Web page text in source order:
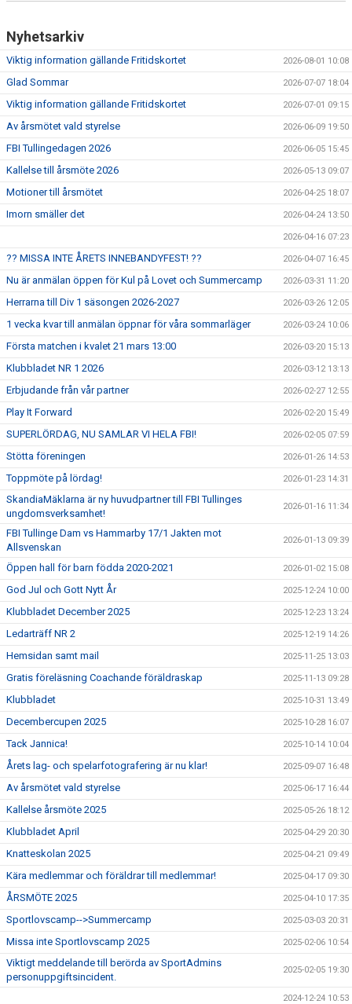
Nyhetsarkiv
Viktig information gällande Fritidskortet 2026-08-01 10:08
Glad Sommar 2026-07-07 18:04
Viktig information gällande Fritidskortet 2026-07-01 09:15
Av årsmötet vald styrelse 2026-06-09 19:50
FBI Tullingedagen 2026 2026-06-05 15:45
Kallelse till årsmöte 2026 2026-05-13 09:07
Motioner till årsmötet 2026-04-25 18:07
Imorn smäller det 2026-04-24 13:50
2026-04-16 07:23
?? MISSA INTE ÅRETS INNEBANDYFEST! ?? 2026-04-07 16:45
Nu är anmälan öppen för Kul på Lovet och Summercamp 2026-03-31 11:20
Herrarna till Div 1 säsongen 2026-2027 2026-03-26 12:05
1 vecka kvar till anmälan öppnar för våra sommarläger 2026-03-24 10:06
Första matchen i kvalet 21 mars 13:00 2026-03-20 15:13
Klubbladet NR 1 2026 2026-03-12 13:13
Erbjudande från vår partner 2026-02-27 12:55
Play It Forward 2026-02-20 15:49
SUPERLÖRDAG, NU SAMLAR VI HELA FBI! 2026-02-05 07:59
Stötta föreningen 2026-01-26 14:53
Toppmöte på lördag! 2026-01-23 14:31
SkandiaMäklarna är ny huvudpartner till FBI Tullinges
ungdomsverksamhet!
2026-01-16 11:34
FBI Tullinge Dam vs Hammarby 17/1 Jakten mot
Allsvenskan
2026-01-13 09:39
Öppen hall för barn födda 2020-2021 2026-01-02 15:08
God Jul och Gott Nytt År 2025-12-24 10:00
Klubbladet December 2025 2025-12-23 13:24
Ledarträff NR 2 2025-12-19 14:26
Hemsidan samt mail 2025-11-25 13:03
Gratis föreläsning Coachande föräldraskap 2025-11-13 09:28
Klubbladet 2025-10-31 13:49
Decembercupen 2025 2025-10-28 16:07
Tack Jannica! 2025-10-14 10:04
Årets lag- och spelarfotografering är nu klar! 2025-09-07 16:48
Av årsmötet vald styrelse 2025-06-17 16:44
Kallelse årsmöte 2025 2025-05-26 18:12
Klubbladet April 2025-04-29 20:30
Knatteskolan 2025 2025-04-21 09:49
Kära medlemmar och föräldrar till medlemmar! 2025-04-17 09:30
ÅRSMÖTE 2025 2025-04-10 17:35
Sportlovscamp-->Summercamp 2025-03-03 20:31
Missa inte Sportlovscamp 2025 2025-02-06 10:54
Viktigt meddelande till berörda av SportAdmins
personuppgiftsincident.
2025-02-05 19:30
2024-12-24 10:53